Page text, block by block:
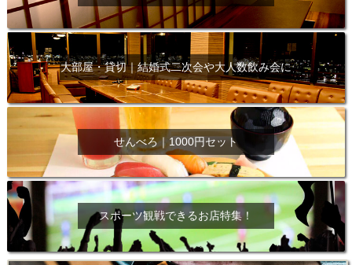
大部屋・貸切｜結婚式二次会や大人数飲み会に
せんべろ｜1000円セット
スポーツ観戦できるお店特集！